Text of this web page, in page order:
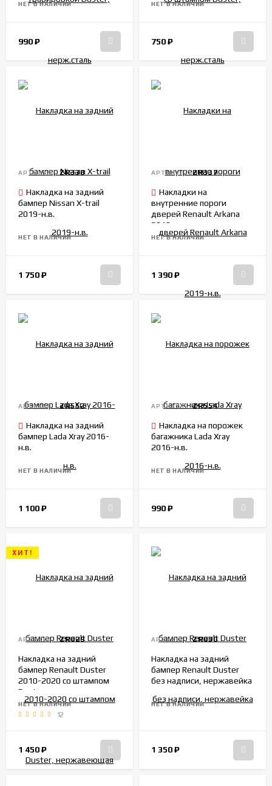
НЕТ В НАЛИЧИИ
990₽
НЕТ В НАЛИЧИИ
750₽
АРТИКУЛ: ZR338
Накладка на задний
бампер Nissan X-trail
2019-н.в.
НЕТ В НАЛИЧИИ
1 750₽
АРТИКУЛ: ZR337
Накладки на
внутренние пороги
дверей Renault Arkana
2019-н.в.
НЕТ В НАЛИЧИИ
1 390₽
АРТИКУЛ: ZR552
Накладка на задний
бампер Lada Xray 2016-
н.в.
НЕТ В НАЛИЧИИ
1 100₽
АРТИКУЛ: ZR554
Накладка на порожек
багажника Lada Xray
2016-н.в.
НЕТ В НАЛИЧИИ
990₽
ХИТ!
АРТИКУЛ: ZR029
Накладка на задний
бампер Renault Duster
2010-2020 со штампом
Duster, нержавеющая
сталь
НЕТ В НАЛИЧИИ
12
1 450₽
АРТИКУЛ: ZR030
Накладка на задний
бампер Renault Duster
без надписи, нержавейка
НЕТ В НАЛИЧИИ
1 350₽